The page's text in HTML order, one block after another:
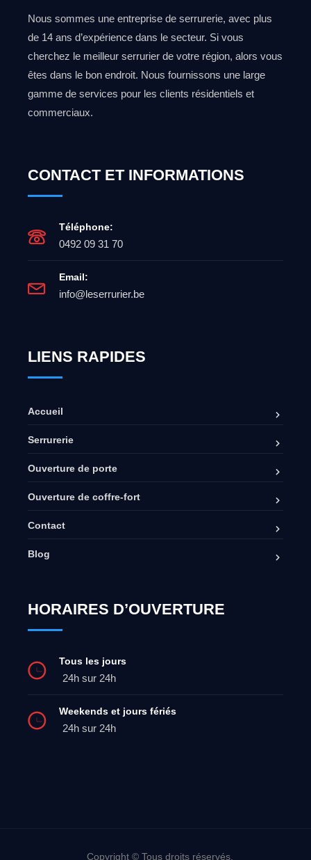
Nous sommes une entreprise de serrurerie, avec plus
de 14 ans d’expérience dans le secteur. Si vous
cherchez le meilleur serrurier de votre région, alors vous
êtes dans le bon endroit. Nous fournissons une large
gamme de services pour les clients résidentiels et
commerciaux.
CONTACT ET INFORMATIONS
Téléphone:
0492 09 31 70
Email:
info@leserrurier.be
LIENS RAPIDES
Accueil
Serrurerie
Ouverture de porte
Ouverture de coffre-fort
Contact
Blog
HORAIRES D’OUVERTURE
Tous les jours
24h sur 24h
Weekends et jours fériés
24h sur 24h
Copyright © Tous droits réservés.